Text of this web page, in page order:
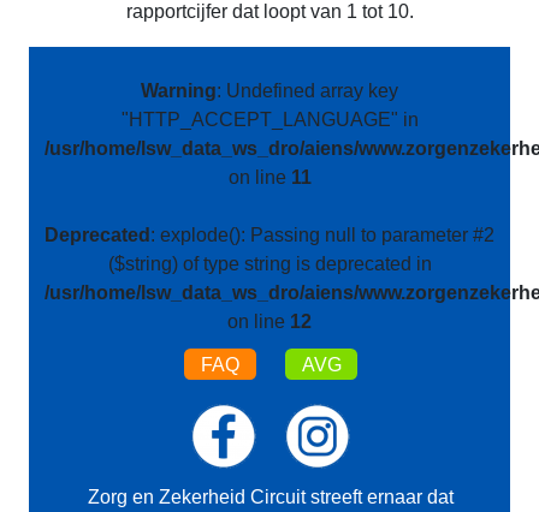
rapportcijfer dat loopt van 1 tot 10.
Warning: Undefined array key
"HTTP_ACCEPT_LANGUAGE" in
/usr/home/lsw_data_ws_dro/aiens/
on line 11
Deprecated : explode(): Passing null to parameter #2
($string) of type string is deprecated in
/usr/home/lsw_data_ws_dro/aiens/
on line 12
FAQ AVG
Zorg en Zekerheid Circuit streeft ernaar dat